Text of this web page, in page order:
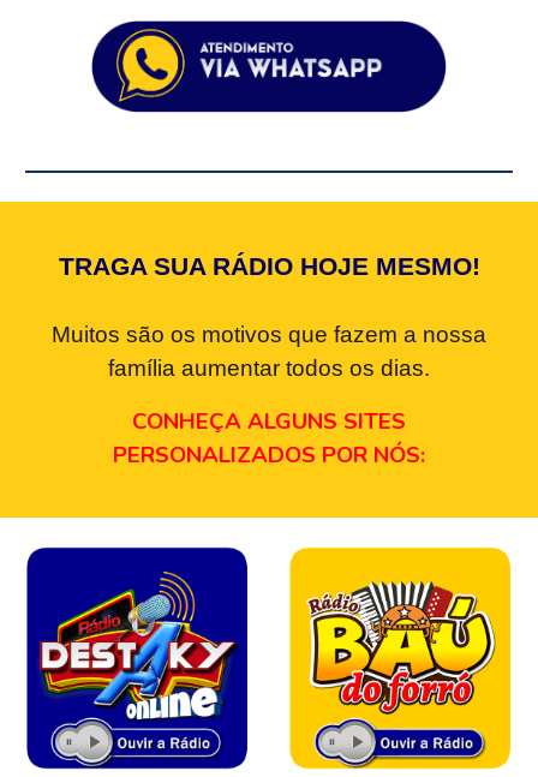
TRAGA SUA RÁDIO HOJE MESMO!
Muitos são os motivos que fazem a nossa
família aumentar todos os dias.
CONHEÇA ALGUNS SITES
PERSONALIZADOS POR NÓS: